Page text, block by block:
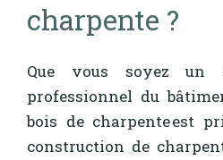
charpente ?
Que vous soyez un
professionnel du
bois de charpente est
construction de